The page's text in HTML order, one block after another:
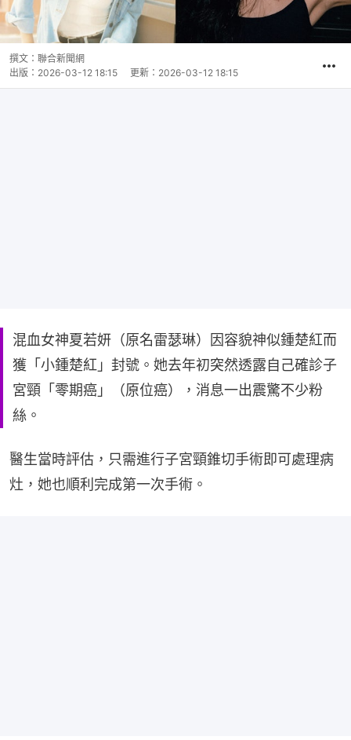
撰文： 聯合新聞網
出版： 2026-03-12 18:15 更新： 2026-03-12 18:15
混血女神夏若妍（原名雷瑟琳）因容貌神似鍾楚紅而
獲「小鍾楚紅」封號。她去年初突然透露自己確診子
宮頸「零期癌」（原位癌），消息一出震驚不少粉
絲。
醫生當時評估，只需進行子宮頸錐切手術即可處理病
灶，她也順利完成第一次手術。